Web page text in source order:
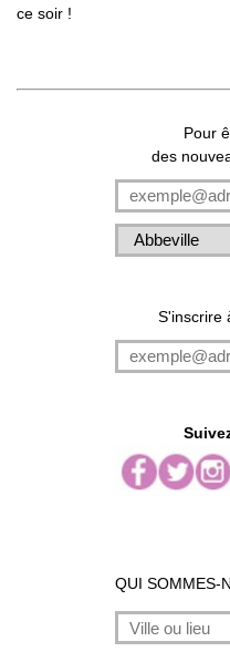
ce soir !
Pour
des
S'inscrire
QUI SOMMES-